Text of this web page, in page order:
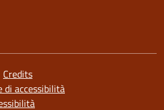
Credits
di accessibilità